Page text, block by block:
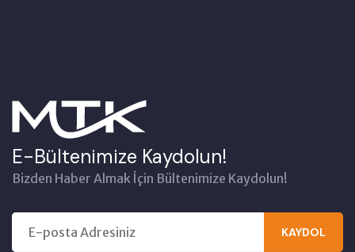
E-Bültenimize Kaydolun!
Bizden Haber Almak İçin Bültenimize Kaydolun!
KAYDOL